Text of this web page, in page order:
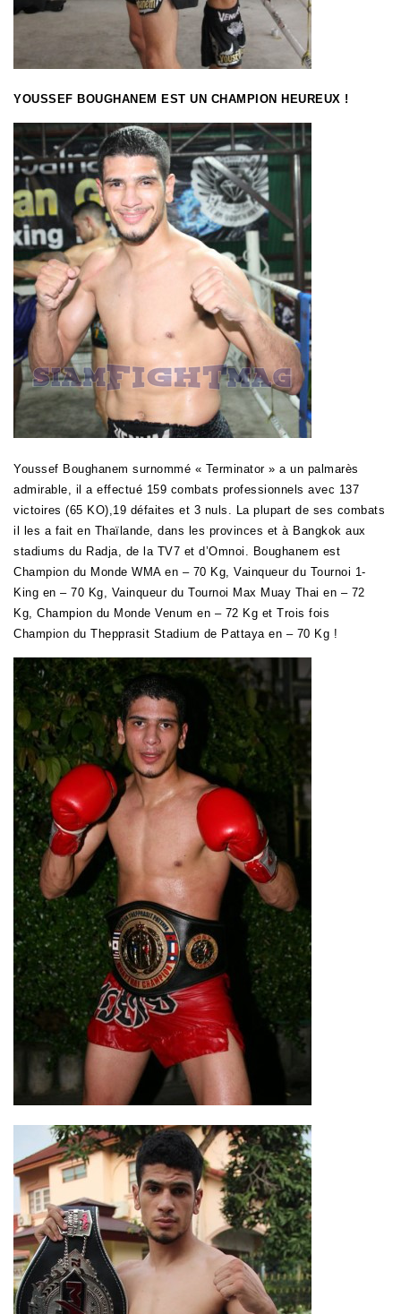
YOUSSEF BOUGHANEM EST UN CHAMPION HEUREUX !
Youssef Boughanem surnommé « Terminator » a un palmarès
admirable, il a effectué 159 combats professionnels avec 137
victoires (65 KO),19 défaites et 3 nuls. La plupart de ses combats
il les a fait en Thaïlande, dans les provinces et à Bangkok aux
stadiums du Radja, de la TV7 et d’Omnoi. Boughanem est
Champion du Monde WMA en – 70 Kg, Vainqueur du Tournoi 1-
King en – 70 Kg, Vainqueur du Tournoi Max Muay Thai en – 72
Kg, Champion du Monde Venum en – 72 Kg et Trois fois
Champion du Thepprasit Stadium de Pattaya en – 70 Kg !